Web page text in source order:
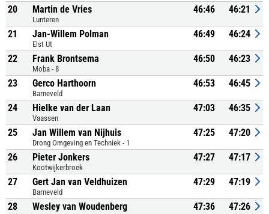
20 Martin de Vries
Lunteren
46:46 46:21
21 Jan-Willem Polman
Elst Ut
46:49 46:24
22 Frank Brontsema
Moba - 8
46:50 46:23
23 Gerco Harthoorn
Barneveld
46:53 46:45
24 Hielke van der Laan
Vaassen
47:03 46:35
25 Jan Willem van Nijhuis
Drong Omgeving en Techniek - 1
47:25 47:20
26 Pieter Jonkers
Kootwijkerbroek
47:27 47:17
27 Gert Jan van Veldhuizen
Barneveld
47:29 47:19
28 Wesley van Woudenberg 47:36 47:26